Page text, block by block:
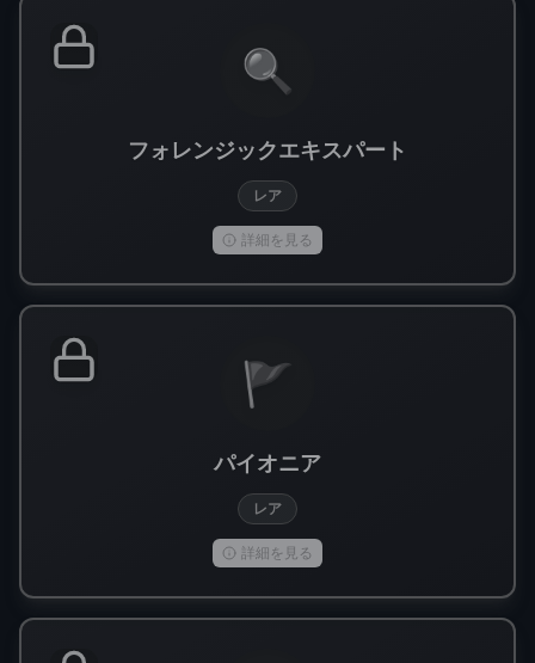
🔍
フォレンジックエキスパート
レア
詳細を見る
🚩
パイオニア
レア
詳細を見る